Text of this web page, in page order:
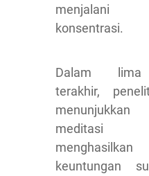
konsentrasi.
Dalam
terakhir,
menghasilkan
keuntungan